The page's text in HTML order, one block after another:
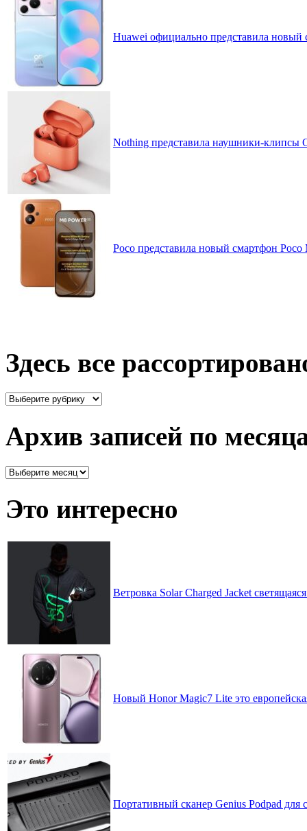
Huawei официально представила
Nothing представила наушники-клипсы
Poco представила новый смартфон
Здесь все
Здесь
Архив записей по
Архив
месяцам
Это интересно
Ветровка Solar Charged Jacket
Новый Honor Magic7 Lite это
Портативный сканер Genius Podpad для